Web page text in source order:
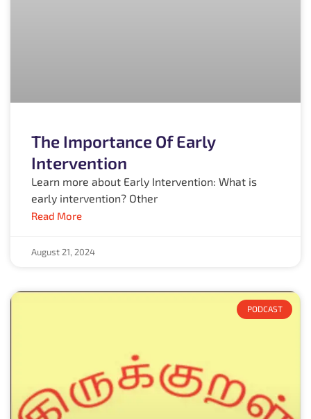
The Importance Of Early
Intervention
Learn more about Early Intervention: What is
early intervention? Other
Read More
August 21, 2024
PODCAST